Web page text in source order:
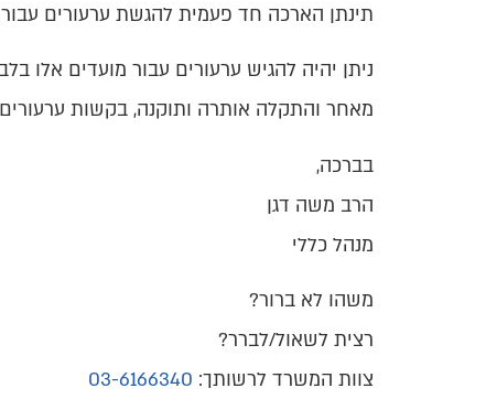
תינתן הארכה חד פעמית להגשת ערעורים
ניתן יהיה להגיש ערעורים עבור מועדים אלו בלבד,
מאחר והתקלה אותרה ותוקנה, בקשות
בברכה,
הרב משה דגן
מנהל כללי
משהו לא ברור?
רצית לשאול/לברר?
צוות המשרד לרשותך: 03-6166340